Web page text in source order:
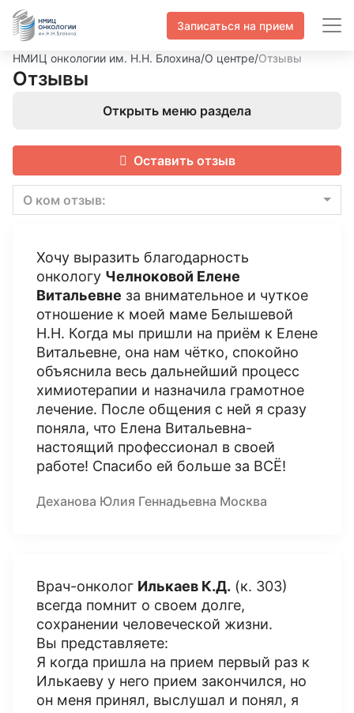
Записаться на прием
НМИЦ онкологии им. Н.Н. Блохина/О центре/Отзывы
Отзывы
Открыть меню раздела
Оставить отзыв
О ком отзыв:
Хочу выразить благодарность
онкологу Челноковой Елене
Витальевне за внимательное и чуткое
отношение к моей маме Белышевой
Н.Н. Когда мы пришли на приём к Елене
Витальевне, она нам чётко, спокойно
объяснила весь дальнейший процесс
химиотерапии и назначила грамотное
лечение. После общения с ней я сразу
поняла, что Елена Витальевна-
настоящий профессионал в своей
работе! Спасибо ей больше за ВСЁ!
Деханова Юлия Геннадьевна Москва
Врач-онколог Илькаев К.Д. (к. 303)
всегда помнит о своем долге,
сохранении человеческой жизни.
Вы представляете:
Я когда пришла на прием первый раз к
Илькаеву у него прием закончился, но
он меня принял, выслушал и понял, я